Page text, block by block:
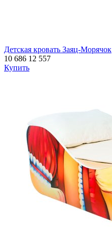
Детская кровать Заяц-Морячок
10 686 12 557
Купить